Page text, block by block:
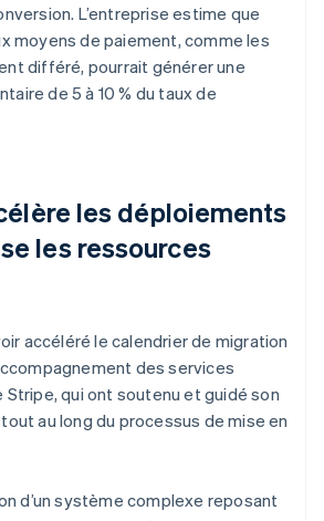
L’entreprise estime que
moyens de paiement, comme les
différé, pourrait générer une
de 5 à 10 % du taux de
les déploiements
les ressources
accéléré le calendrier de migration
des services
qui ont soutenu et guidé son
au long du processus de mise en
d’un système complexe reposant